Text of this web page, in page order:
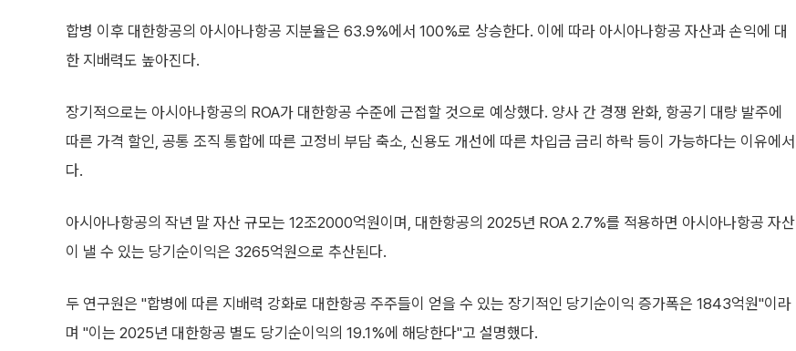
합병 이후 대한항공의 아시아나항공 지분율은 63.9%에서 100%로 상승한다. 이에 따라 아시아나항공 자산과 손익에 대
한 지배력도 높아진다.
장기적으로는 아시아나항공의 ROA가 대한항공 수준에 근접할 것으로 예상했다. 양사 간 경쟁 완화, 항공기 대량 발주에
따른 가격 할인, 공통 조직 통합에 따른 고정비 부담 축소, 신용도 개선에 따른 차입금 금리 하락 등이 가능하다는 이유에서
다.
아시아나항공의 작년 말 자산 규모는 12조2000억원이며, 대한항공의 2025년 ROA 2.7%를 적용하면 아시아나항공 자산
이 낼 수 있는 당기순이익은 3265억원으로 추산된다.
두 연구원은 "합병에 따른 지배력 강화로 대한항공 주주들이 얻을 수 있는 장기적인 당기순이익 증가폭은 1843억원"이라
며 "이는 2025년 대한항공 별도 당기순이익의 19.1%에 해당한다"고 설명했다.